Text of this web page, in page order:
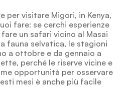
per visitare Migori, in Kenya,
fare: se cerchi esperienze
un safari vicino al Masai
fauna selvatica, le stagioni
a ottobre e da gennaio a
perché le riserve vicine e
opportunità per osservare
mesi è anche più facile